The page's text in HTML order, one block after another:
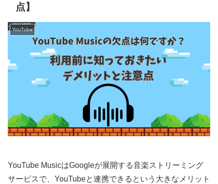
点】
YouTube
YouTube MusicはGoogleが展開する音楽ストリーミング
サービスで、YouTubeと連携できるという大きなメリット